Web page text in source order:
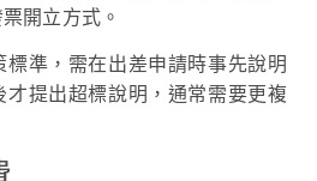
開立方式。
準，需在出差申請時事先說明
才提出超標說明，通常需要更複